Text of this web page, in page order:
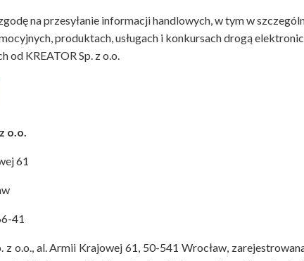
na przesyłanie informacji handlowych, w tym w
produktach, usługach i konkursach drogą
od KREATOR Sp. z o.o.
o.o.
61
41
z o.o., al. Armii Krajowej 61, 50-541 Wrocław,